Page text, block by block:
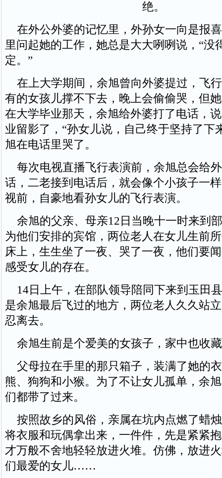
绝。
在外公外婆的记忆里，外孙女一向是报
里问起她的工作，她总是大大咧咧说，“没
定。”
在上大学期间，余旭曾向外婆提过，飞
有的女孩儿撑不下去，晚上会偷偷哭，但
在大学毕业那天，余旭给外婆打了电话，
业留影了，“孙女儿说，自己终于坚持了下
旭在电话里哭了。
每次电视直播飞行表演前，余旭总会给
话，二老接到电话后，就会像个小孩子一
视前，自豪地看孙女儿的飞行表演。
余旭的父亲、母亲12日当晚十一时来到
为他们安排的宾馆，两位老人在女儿生前
床上，生生坐了一夜、哭了一夜，他们要
感受女儿的存在。
14日上午，在部队领导陪同下来到玉田
是余旭最后飞过的地方，两位老人久久站
忍离去。
余旭生前是个爱美的女孩子，家中也收
父母拉在手里的那只箱子，装满了她的
熊、狗狗和小猴。为了不让女儿孤单，余
们都带了过来。
按照故乡的风俗，亲属在坑内点燃了蜡
将衣服和玩偶拿出来，一件件，先是紧紧
才万般不舍地轻轻放进火堆。仿佛，放进
们最爱的女儿……